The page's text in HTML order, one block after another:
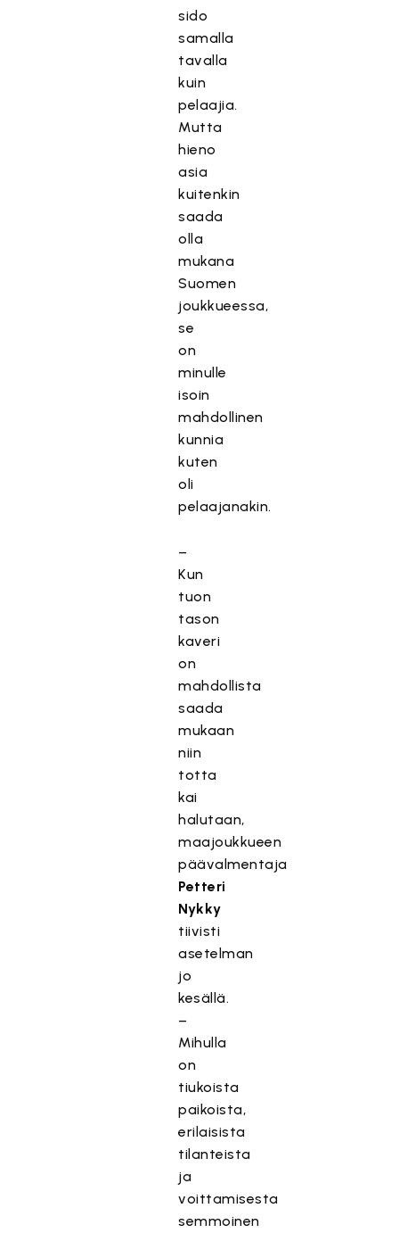
sido
samalla
tavalla
kuin
pelaajia.
Mutta
hieno
asia
kuitenkin
saada
olla
mukana
Suomen
joukkueessa,
se
on
minulle
isoin
mahdollinen
kunnia
kuten
oli
pelaajanakin.
–
Kun
tuon
tason
kaveri
on
mahdollista
saada
mukaan
niin
totta
kai
halutaan,
maajoukkueen
päävalmentaja
Petteri
Nykky
tiivisti
asetelman
jo
kesällä.
–
Mihulla
on
tiukoista
paikoista,
erilaisista
tilanteista
ja
voittamisesta
semmoinen